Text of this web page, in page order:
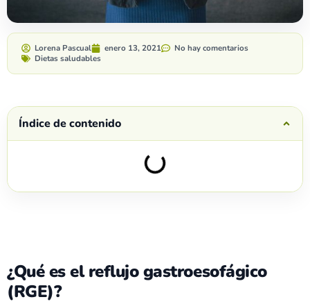
Lorena Pascual enero 13, 2021
No hay comentarios
Dietas saludables
Índice de contenido
¿Qué es el reflujo gastroesofágico
(RGE)?